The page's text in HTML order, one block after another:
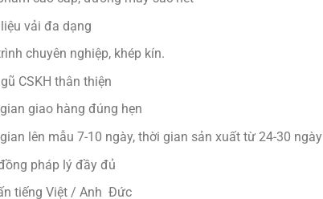
vải đa dạng
chuyên nghiệp, khép kín.
CSKH thân thiện
giao hàng đúng hẹn
lên mẫu 7-10 ngày, thời gian sản xuất từ 24-30 ngày
pháp lý đầy đủ
tiếng Việt / Anh Đức